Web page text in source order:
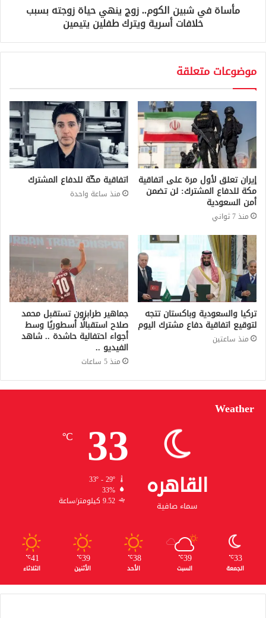
مأساة في شبين الكوم.. زوج ينهي حياة زوجته بسبب
خلافات أسرية ويترك طفلين يتيمين
موضوعات متعلقة
إيران تعلق لأول مرة على اتفاقية
مكة للدفاع المشترك: لن تضمن
أمن السعودية
منذ 7 ثواني
اتفاقية مكّة للدفاع المشترك
منذ ساعة واحدة
تركيا والسعودية وباكستان تتجه
لتوقيع اتفاقية دفاع مشترك اليوم
منذ ساعتين
جماهير طرابزون تستقبل محمد
صلاح استقبالًا أسطوريًا وسط
أجواء احتفالية حاشدة .. شاهد
الفيديو ..
منذ 5 ساعات
Weather
القاهره
سماء صافية
33
℃
33º - 29º
33%
9.52 كيلومتر/ساعة
33
℃
الجمعة
39
℃
السبت
38
℃
الأحد
39
℃
الأثنين
41
℃
الثلاثاء